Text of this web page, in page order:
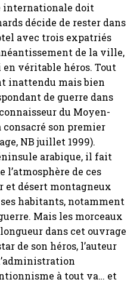
internationale doit
décide de rester dans
avec trois expatriés
de la ville,
véritable héros. Tout
inattendu mais bien
de guerre dans
du Moyen-
son premier
NB juillet 1999).
arabique, il fait
l’atmosphère de ces
et désert montagneux
habitants, notamment
Mais les morceaux
dans cet ouvrage
de son héros, l’auteur
à tout va… et